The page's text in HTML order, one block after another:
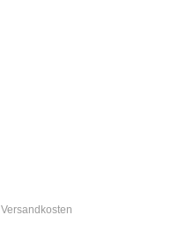
Versandkosten